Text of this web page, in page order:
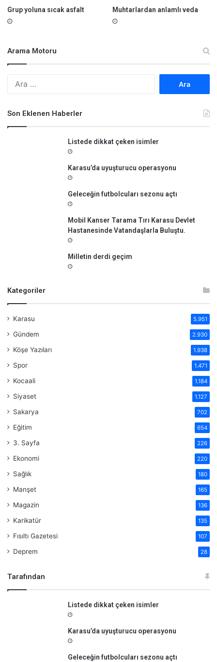
Grup yoluna sıcak asfalt Muhtarlardan anlamlı veda
Arama Motoru
Son Eklenen Haberler
Listede dikkat çeken isimler
Karasu’da uyuşturucu operasyonu
Geleceğin futbolcuları sezonu açtı
Mobil Kanser Tarama Tırı Karasu Devlet
Hastanesinde Vatandaşlarla Buluştu.
Milletin derdi geçim
Kategoriler
Karasu 5.951
Gündem 2.930
Köşe Yazıları 1.938
Spor 1.471
Kocaali 1.184
Siyaset 1.127
Sakarya 702
Eğitim 654
3. Sayfa 226
Ekonomi 220
Sağlık 180
Manşet 165
Magazin 136
Karikatür 135
Fısıltı Gazetesi 107
Deprem 28
Tarafından
Listede dikkat çeken isimler
Karasu’da uyuşturucu operasyonu
Geleceğin futbolcuları sezonu açtı